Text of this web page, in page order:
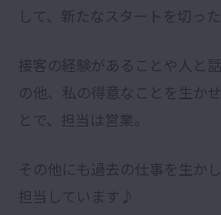
して、新たなスタートを切っ
接客の経験があることや人と
の他、私の得意なことを生か
とで、担当は営業。
その他にも過去の仕事を生か
担当しています♪